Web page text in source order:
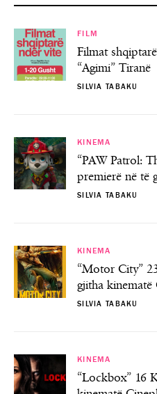
FILM
Filmat
“Agimi” Tiranë
SILVIA TABAKU
KINEMA
“PAW Patrol:
premierë në të
SILVIA TABAKU
KINEMA
“Motor City”
gjitha kinematë
SILVIA TABAKU
KINEMA
“Lockbox” 16